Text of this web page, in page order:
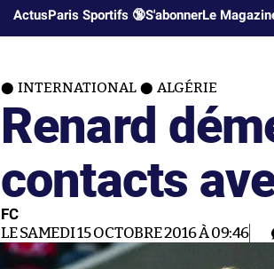
ActusParis Sportifs 🔞S'abonnerLe
INTERNATIONAL ALGÉRIE
Renard
contacts
FC
LE SAMEDI 15 OCTOBRE 2016 À 09:46